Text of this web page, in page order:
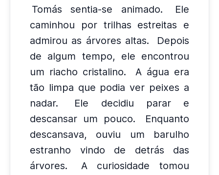
Tomás sentia-se animado.
Ele
caminhou por trilhas estreitas e
admirou as árvores altas.
Depois
de algum tempo, ele encontrou
um riacho cristalino.
A água era
tão limpa que podia ver peixes a
nadar.
Ele decidiu parar e
descansar um pouco.
Enquanto
descansava, ouviu um barulho
estranho vindo de detrás das
árvores.
A curiosidade tomou